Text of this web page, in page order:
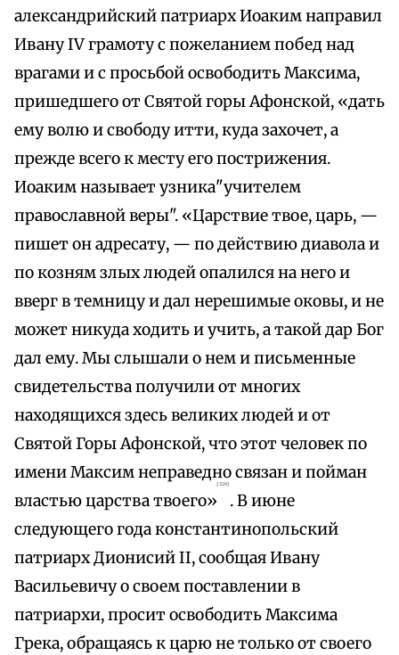
александрийский патриарх Иоаким направил
Ивану IV грамоту с пожеланием побед над
врагами и с просьбой освободить Максима,
пришедшего от Святой горы Афонской, «дать
ему волю и свободу итти, куда захочет, а
прежде всего к месту его пострижения.
Иоаким называет узника"учителем
православной веры". «Царствие твое, царь, —
пишет он адресату, — по действию диавола и
по козням злых людей опалился на него и
вверг в темницу и дал нерешимые оковы, и не
может никуда ходить и учить, а такой дар Бог
дал ему. Мы слышали о нем и письменные
свидетельства получили от многих
находящихся здесь великих людей и от
Святой Горы Афонской, что этот человек по
имени Максим неправедно связан и пойман
властью царства твоего»
{329}
. В июне
следующего года константинопольский
патриарх Дионисий II, сообщая Ивану
Васильевичу о своем поставлении в
патриархи, просит освободить Максима
Грека, обращаясь к царю не только от своего